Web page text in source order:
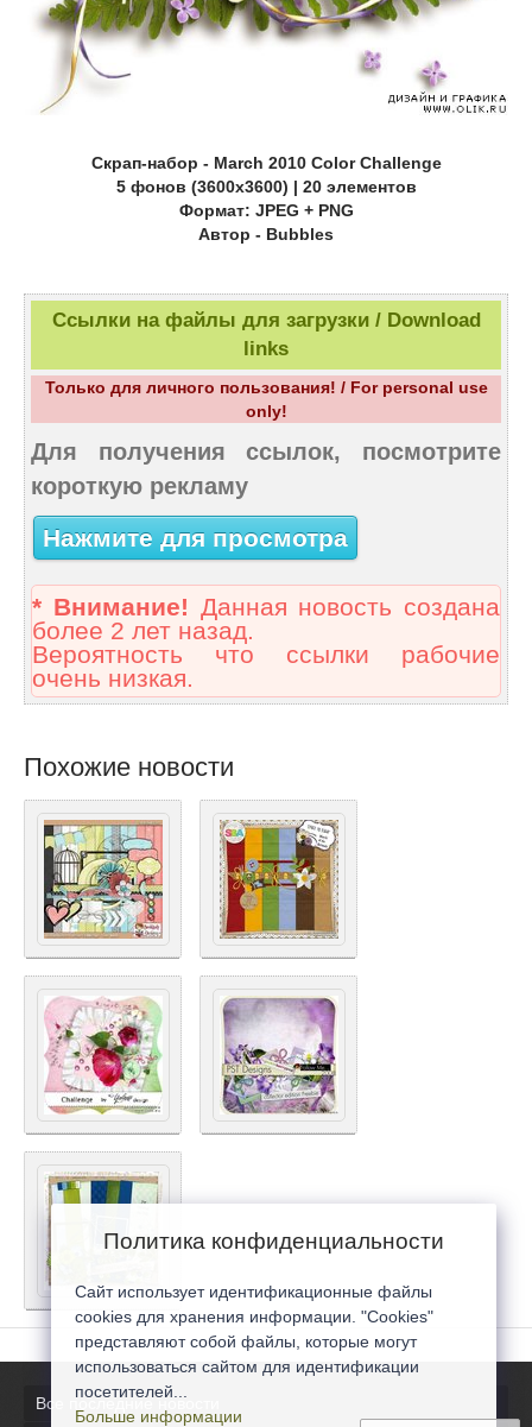
Скрап-набор - March 2010 Color Challenge
5 фонов (3600х3600) | 20 элементов
Формат: JPEG + PNG
Автор - Bubbles
Ссылки на файлы для загрузки / Download
links
Только для личного пользования! / For personal use
only!
Для получения ссылок, посмотрите
короткую рекламу
Нажмите для просмотра
* Внимание! Данная новость создана
более 2 лет назад.
Вероятность что ссылки рабочие
очень низкая.
Похожие новости
Все последние новости
Политика конфиденциальности
Сайт использует идентификационные файлы
cookies для хранения информации. "Cookies"
представляют собой файлы, которые могут
использоваться сайтом для идентификации
посетителей...
Больше информации